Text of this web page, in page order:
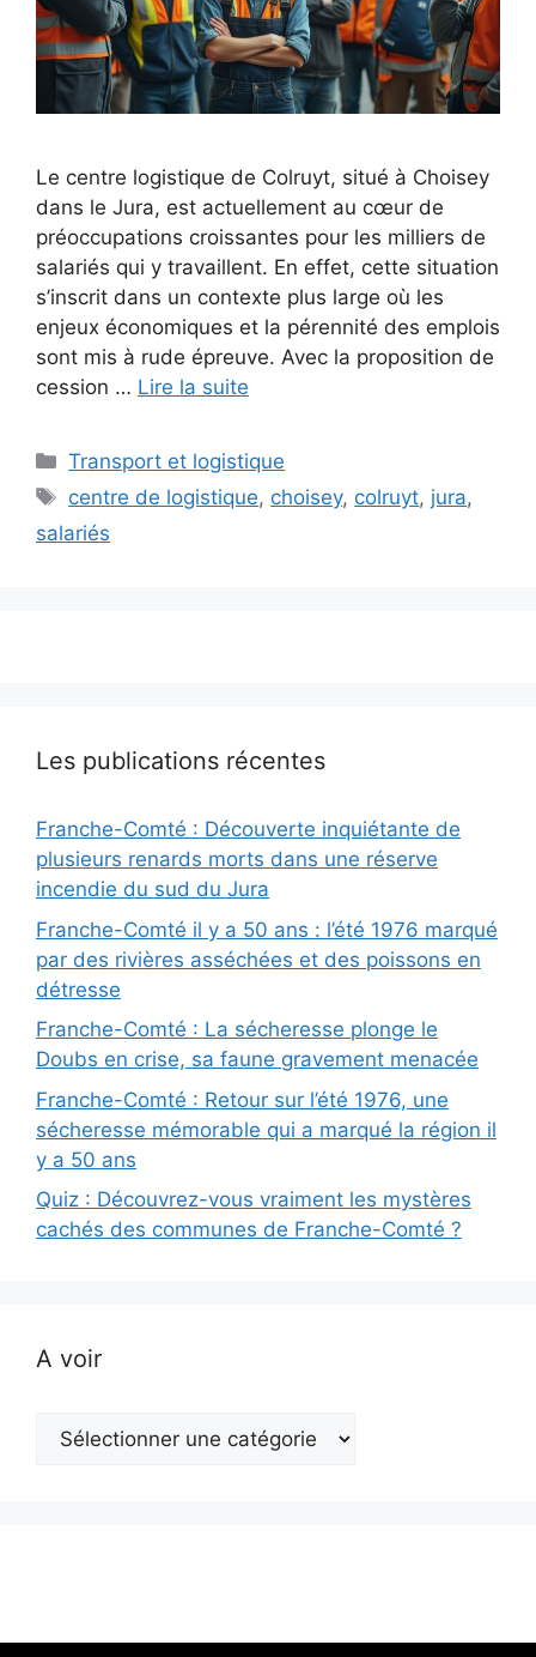
Le centre logistique de Colruyt, situé à Choisey
dans le Jura, est actuellement au cœur de
préoccupations croissantes pour les milliers de
salariés qui y travaillent. En effet, cette situation
s’inscrit dans un contexte plus large où les
enjeux économiques et la pérennité des emplois
sont mis à rude épreuve. Avec la proposition de
cession … Lire la suite
Catégories
Transport et logistique
Étiquettes
centre de logistique, choisey, colruyt, jura,
salariés
Les publications récentes
Franche-Comté : Découverte inquiétante de
plusieurs renards morts dans une réserve
incendie du sud du Jura
Franche-Comté il y a 50 ans : l’été 1976 marqué
par des rivières asséchées et des poissons en
détresse
Franche-Comté : La sécheresse plonge le
Doubs en crise, sa faune gravement menacée
Franche-Comté : Retour sur l’été 1976, une
sécheresse mémorable qui a marqué la région il
y a 50 ans
Quiz : Découvrez-vous vraiment les mystères
cachés des communes de Franche-Comté ?
A voir